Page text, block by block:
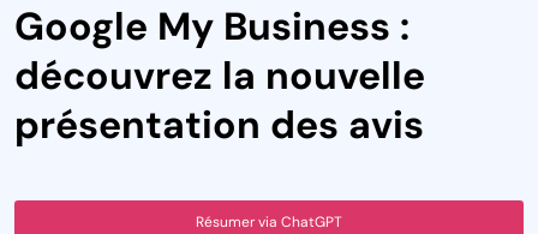
Google My Business :
découvrez la nouvelle
présentation des avis
Résumer via ChatGPT